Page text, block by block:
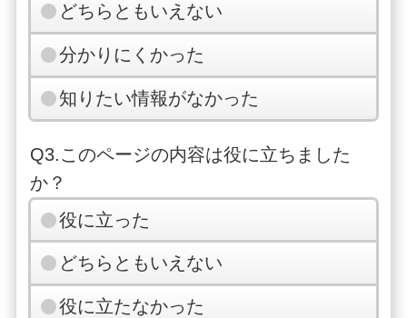
どちらともいえない
分かりにくかった
知りたい情報がなかった
Q3.このページの内容は役に立ちました
か？
役に立った
どちらともいえない
役に立たなかった